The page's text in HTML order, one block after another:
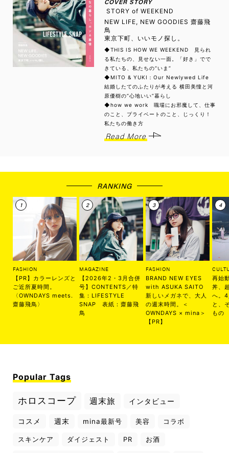
STORY of WEEKEND
NEW LIFE, NEW GOODIES 齋藤飛
鳥
東京下町、いいモノ探し。
◆THIS IS HOW WE WEEKEND 見られ
る私たちの、見せない一面。「好き」でで
きている、私たちの“いま”
◆MITO & YUKI：Our Newlywed Life
結婚したてのふたりが考える 横田美憧と河
原優樹の“心地いい”暮らし
◆how we work 職場にお邪魔して、仕事
のこと、プライベートのこと、じっくり！
私たちの働き方
Read More
RANKING
FASHION
【PR】カラーレンズと
ご近所夏時間。
〈OWNDAYS meets.
齋藤飛鳥〉
MAGAZINE
【2026年2・3月合併
号】CONTENTS／特
集：LIFESTYLE
SNAP 表紙：齋藤飛
鳥
FASHION
BRAND NEW EYES
with ASUKA SAITO
新しいメガネで、大人
の週末時間。＜
OWNDAYS × mina＞
【PR】
再始
丼、
へ。
と、
もの
Popular Tags
ホロスコープ 週末旅 インタビュー
コスメ 週末 mina最新号 美容 コラボ
スキンケア ダイジェスト PR お酒